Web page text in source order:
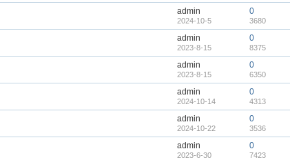
admin
2024-10-5
0
3680
admin
2023-8-15
0
8375
admin
2023-8-15
0
6350
admin
2024-10-14
0
4313
admin
2024-10-22
0
3536
admin
2023-6-30
0
7423